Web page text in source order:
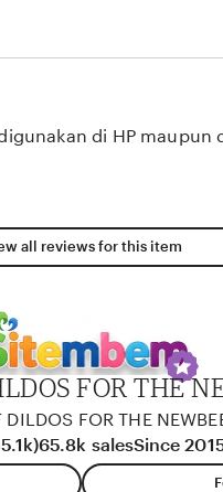
di HP maupun
all reviews for this item
FOR THE
FOR THE
65.8k salesSince